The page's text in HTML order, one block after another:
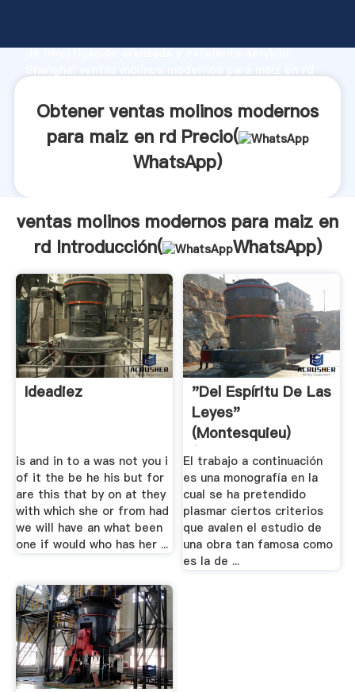
de investigación avanzada y excelente servicio,
clientes.
Obtener ventas molinos modernos
para maiz en rd Precio(
WhatsApp)
ventas molinos modernos para maiz en
rd Introducción(
WhatsApp)
Ideadiez
is and in to a was not you i
of it the be he his but for
are this that by on at they
with which she or from had
we will have an what been
one if would who has her ...
"Del Espíritu De Las
Leyes"
(Montesquieu)
(página .
El trabajo a continuación
es una monografía en la
cual se ha pretendido
plasmar ciertos criterios
que avalen el estudio de
una obra tan famosa como
es la de ...